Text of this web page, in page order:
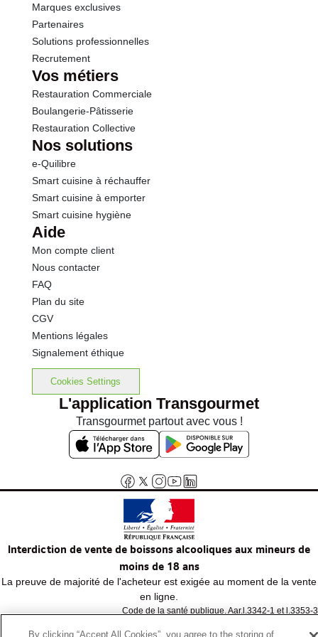
Marques exclusives
Partenaires
Solutions professionnelles
Recrutement
Vos métiers
Restauration Commerciale
Boulangerie-Pâtisserie
Restauration Collective
Nos solutions
e-Quilibre
Smart cuisine à réchauffer
Smart cuisine à emporter
Smart cuisine hygiène
Aide
Mon compte client
Nous contacter
FAQ
Plan du site
CGV
Mentions légales
Signalement éthique
Cookies Settings
L'application Transgourmet
Transgourmet partout avec vous !
Interdiction de vente de boissons alcooliques aux mineurs de
moins de 18 ans
La preuve de majorité de l'acheteur est exigée au moment de la vente
en ligne.
Code de la santé publique, Aar.l.3342-1 et l.3353-3
By clicking “Accept All Cookies”, you agree to the storing of